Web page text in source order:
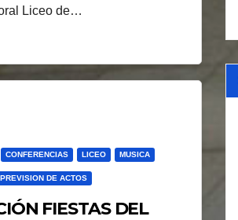
Liceo de…
CONFERENCIAS LICEO MUSICA
PREVISION DE ACTOS
FIESTAS DEL